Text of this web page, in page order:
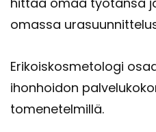
omas­sa
Eri­kois­kos­me­to­lo­gi
ihon­hoi­don
to­me­ne­tel­mil­lä.